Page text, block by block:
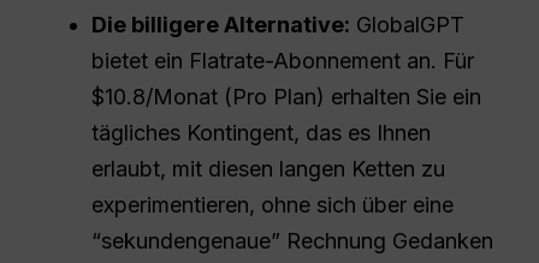
Die billigere Alternative: GlobalGPT
bietet ein Flatrate-Abonnement an. Für
$10.8/Monat (Pro Plan) erhalten Sie ein
tägliches Kontingent, das es Ihnen
erlaubt, mit diesen langen Ketten zu
experimentieren, ohne sich über eine
“sekundengenaue” Rechnung Gedanken